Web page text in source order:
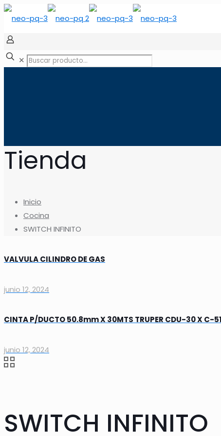
✕
Tienda
Inicio
Cocina
SWITCH INFINITO
VALVULA CILINDRO DE GAS
junio 12, 2024
CINTA P/DUCTO 50.8mm X 30MTS TRUPER CDU-30 X C-51
junio 12, 2024
SWITCH INFINITO